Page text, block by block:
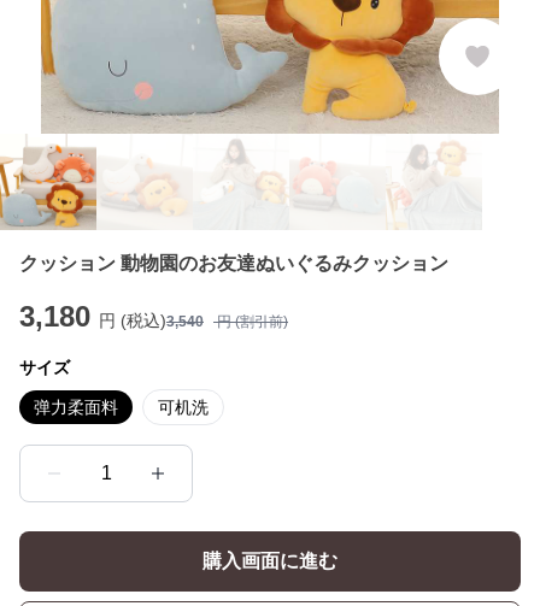
クッション 動物園のお友達ぬいぐるみクッション
3,180 円 (税込)3,540 円 (割引前)
サイズ
弹力柔面料 可机洗
1
購入画面に進む